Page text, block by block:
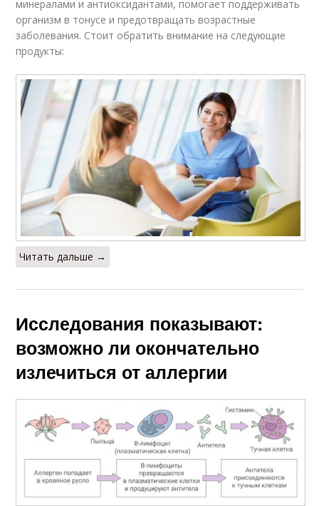
минералами и антиоксидантами, помогает поддерживать
организм в тонусе и предотвращать возрастные
заболевания. Стоит обратить внимание на следующие
продукты:
Читать дальше →
Исследования показывают:
возможно ли окончательно
излечиться от аллергии